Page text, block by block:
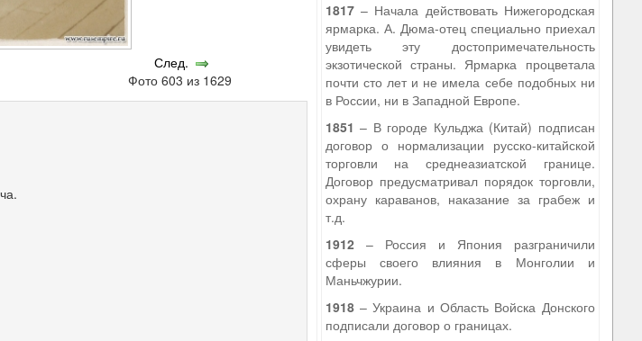
След.
Фото 603 из 1629
1817– Начала действовать Нижегородская
ярмарка. А. Дюма-отец специально приехал
увидеть эту достопримечательность
экзотической страны. Ярмарка процветала
почти сто лет и не имела себе подобных ни
в России, ни в Западной Европе.
1851 – В городе Кульджа (Китай) подписан
договор о нормализации русско-китайской
торговли на среднеазиатской границе.
Договор предусматривал порядок торговли,
охрану караванов, наказание за грабеж и
т.д.
1912– Россия и Япония разграничили
сферы своего влияния в Монголии и
Маньчжурии.
1918– Украина и Область Войска Донского
подписали договор о границах.